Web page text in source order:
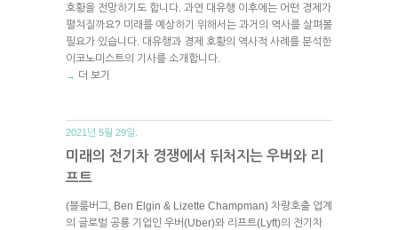
호황을 전망하기도 합니다. 과연 대유행 이후에는 어떤 경제가
펼쳐질까요? 미래를 예상하기 위해서는 과거의 역사를 살펴볼
필요가 있습니다. 대유행과 경제 호황의 역사적 사례를 분석한
이코노미스트의 기사를 소개합니다.
→ 더 보기
2021년 5월 29일.
미래의 전기차 경쟁에서 뒤처지는 우버와 리
프트
(블룸버그, Ben Elgin & Lizette Champman) 차량호출 업계
의 글로벌 공룡 기업인 우버(Uber)와 리프트(Lyft)의 전기차